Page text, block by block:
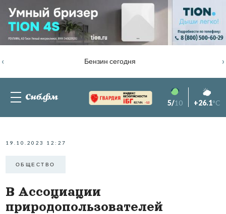
Бензин сегодня
‹ ›
82.76% -1.2 5/10 +26.1°C
19.10.2023 12:27
ОБЩЕСТВО
В Ассоциации
природопользователей